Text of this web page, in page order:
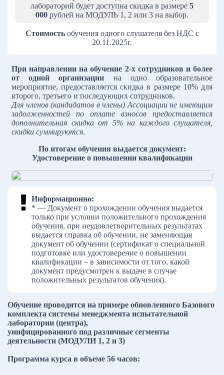
лабораторий будет доступна скидка в размере 5
000 рублей на МОДУЛЬ 1, 2 или 3 на выбор.
Стоимостьобучения одного слушателя без НДС с
20.11.2025г.
При направлении на обучение 2-х сотрудников и более
от одной организации на одно образовательное
мероприятие, предоставляется скидка в размере 10% для
второго, третьего и последующих сотрудников.
Для членов (кандидатов в члены) Ассоциации не имеющим
задолженностей по оплате взносов предоставляется
дополнительная скидка от 5% на каждого слушателя,
скидки суммируются.
По итогам обучения выдается документ:
Удостоверение о повышении квалификации
Информационно:
* — Документ о прохождении обучения выдается
только при условии положительного прохождения
обучения, при неудовлетворительных результатах
выдается справка об обучении, не заменяющая
документ об обучении (сертификат о специальной
подготовке или удостоверение о повышении
квалификации – в зависимости от того, какой
документ предусмотрен к выдаче в случае
положительных результатов обучения).
Обучение проводится на примере обновленного Базового
комплекта системы менеджмента испытательной
лаборатории (центра),
унифицированного под различные сегменты
деятельности (МОДУЛИ 1, 2 и 3)
Программа курса в объеме 56 часов: